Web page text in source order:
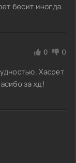
бесит иногда.
0 0
Хасрет
за хд!